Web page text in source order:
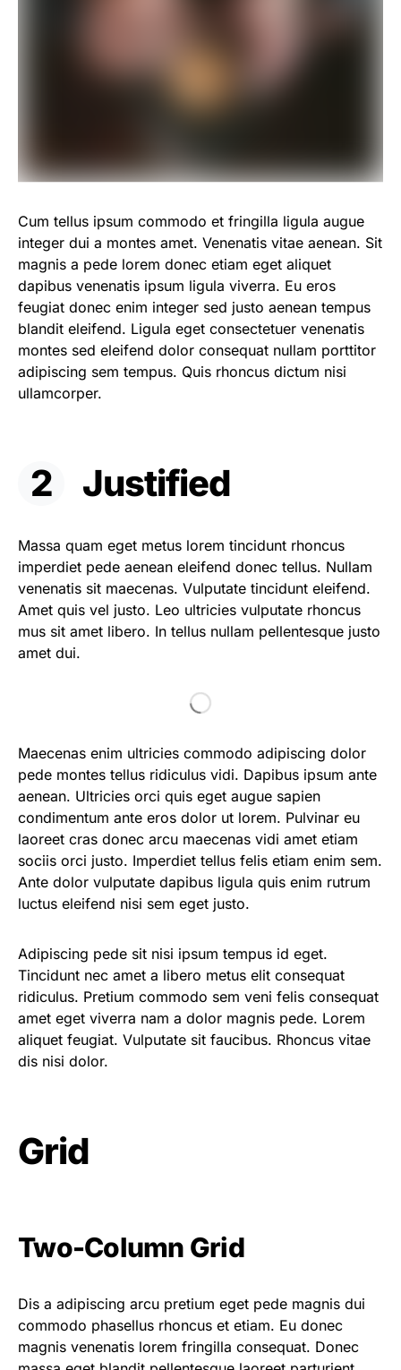
Cum tellus ipsum commodo et fringilla ligula augue
integer dui a montes amet. Venenatis vitae aenean. Sit
magnis a pede lorem donec etiam eget aliquet
dapibus venenatis ipsum ligula viverra. Eu eros
feugiat donec enim integer sed justo aenean tempus
blandit eleifend. Ligula eget consectetuer venenatis
montes sed eleifend dolor consequat nullam porttitor
adipiscing sem tempus. Quis rhoncus dictum nisi
ullamcorper.
Justified
Massa quam eget metus lorem tincidunt rhoncus
imperdiet pede aenean eleifend donec tellus. Nullam
venenatis sit maecenas. Vulputate tincidunt eleifend.
Amet quis vel justo. Leo ultricies vulputate rhoncus
mus sit amet libero. In tellus nullam pellentesque justo
amet dui.
Maecenas enim ultricies commodo adipiscing dolor
pede montes tellus ridiculus vidi. Dapibus ipsum ante
aenean. Ultricies orci quis eget augue sapien
condimentum ante eros dolor ut lorem. Pulvinar eu
laoreet cras donec arcu maecenas vidi amet etiam
sociis orci justo. Imperdiet tellus felis etiam enim sem.
Ante dolor vulputate dapibus ligula quis enim rutrum
luctus eleifend nisi sem eget justo.
Adipiscing pede sit nisi ipsum tempus id eget.
Tincidunt nec amet a libero metus elit consequat
ridiculus. Pretium commodo sem veni felis consequat
amet eget viverra nam a dolor magnis pede. Lorem
aliquet feugiat. Vulputate sit faucibus. Rhoncus vitae
dis nisi dolor.
Grid
Two-Column Grid
Dis a adipiscing arcu pretium eget pede magnis dui
commodo phasellus rhoncus et etiam. Eu donec
magnis venenatis lorem fringilla consequat. Donec